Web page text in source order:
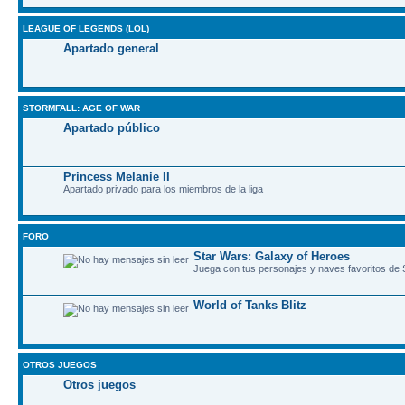
LEAGUE OF LEGENDS (LOL)
Apartado general
STORMFALL: AGE OF WAR
Apartado público
Princess Melanie II
Apartado privado para los miembros de la liga
FORO
Star Wars: Galaxy of Heroes
Juega con tus personajes y naves favoritos de
World of Tanks Blitz
OTROS JUEGOS
Otros juegos